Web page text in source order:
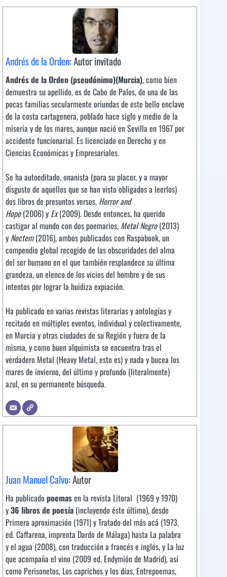
Andrés de la Orden: Autor invitado
Andrés de la Orden (pseudónimo)(Murcia), como bien
demuestra su apellido, es de Cabo de Palos, de una de las
pocas familias secularmente oriundas de este bello enclave
de la costa cartagenera, poblado hace siglo y medio de la
miseria y de los mares, aunque nació en Sevilla en 1967 por
accidente funcionarial. Es licenciado en Derecho y en
Ciencias Económicas y Empresariales.
Se ha autoeditado, onanista (para su placer, y a mayor
disgusto de aquellos que se han visto obligados a leerlos)
dos libros de presuntos versos, Horror and
Hope(2006) y Ex(2009). Desde entonces, ha querido
castigar al mundo con dos poemarios, Metal Negro(2013)
y Noctem(2016), ambos publicados con Raspabook, un
compendio global recogido de las obscuridades del alma
del ser humano en el que también resplandece su última
grandeza, un elenco de los vicios del hombre y de sus
intentos por lograr la huidiza expiación.
Ha publicado en varias revistas literarias y antologías y
recitado en múltiples eventos, individual y colectivamente,
en Murcia y otras ciudades de su Región y fuera de la
misma, y como buen alquimista se encuentra tras el
verdadero Metal (Heavy Metal, esto es) y nada y bucea los
mares de invierno, del último y profundo (literalmente)
azul, en su permanente búsqueda.
Juan Manuel Calvo: Autor
Ha publicado poemasen la revista Litoral (1969 y 1970)
y36 libros de poesía (incluyendo éste último), desde
Primera aproximación (1971) y Tratado del más acá (1973,
ed. Caffarena, imprenta Dardo de Málaga) hasta La palabra
y el agua (2008), con traducción a francés e inglés, y La luz
que acompaña el vino (2009 ed. Endymión de Madrid), así
como Perisonetos, Los caprichos y los días, Entrepoemas,